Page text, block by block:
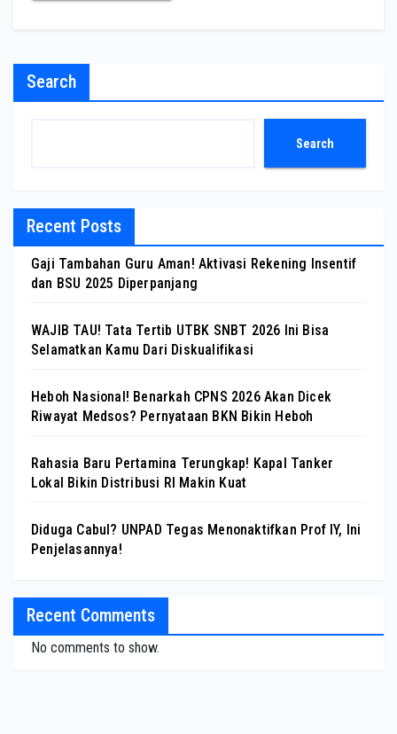
Search
Search
Recent Posts
Gaji Tambahan Guru Aman! Aktivasi Rekening Insentif
dan BSU 2025 Diperpanjang
WAJIB TAU! Tata Tertib UTBK SNBT 2026 Ini Bisa
Selamatkan Kamu Dari Diskualifikasi
Heboh Nasional! Benarkah CPNS 2026 Akan Dicek
Riwayat Medsos? Pernyataan BKN Bikin Heboh
Rahasia Baru Pertamina Terungkap! Kapal Tanker
Lokal Bikin Distribusi RI Makin Kuat
Diduga Cabul? UNPAD Tegas Menonaktifkan Prof IY, Ini
Penjelasannya!
Recent Comments
No comments to show.